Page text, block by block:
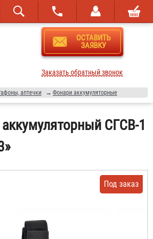
ОСТАВИТЬ
ЗАЯВКУ
Заказать обратный звонок
аптечки → Фонари аккумуляторные
СГСВ-1
Под заказ